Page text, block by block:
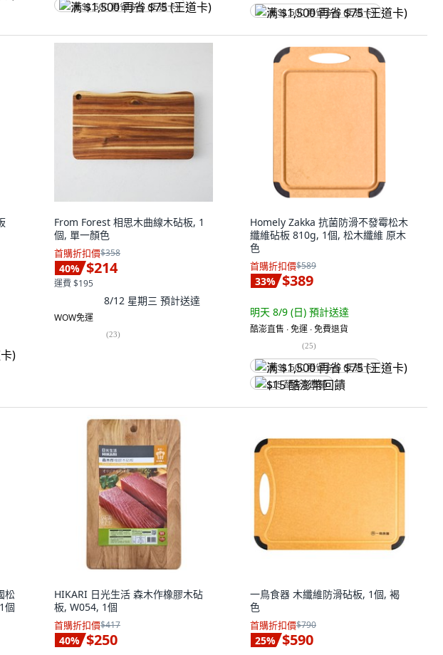
满 $1,500 再省 $75 (王道卡)
满 $1,500 再省 $75 (王道卡)
From Forest 相思木曲線木砧板, 1
個, 單一顏色
首購折扣價$358
40% $214
運費 $195
8/12 星期三 預計送達
WOW免運
(23)
Homely Zakka 抗菌防滑不發霉松木
纖維砧板 810g, 1個, 松木纖維 原木
色
首購折扣價$589
33% $389
明天 8/9 (日) 預計送達
酷澎直售 ∙ 免運 ∙ 免費退貨
(25)
满 $1,500 再省 $75 (王道卡)
$15 酷澎幣回饋
松
個
HIKARI 日光生活 森木作橡膠木砧
板, W054, 1個
首購折扣價$417
40% $250
一鳥食器 木纖維防滑砧板, 1個, 褐
色
首購折扣價$790
25% $590